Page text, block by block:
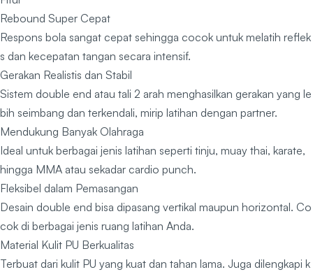
️Rebound Super Cepat
Respons bola sangat cepat sehingga cocok untuk melatih reflek
s dan kecepatan tangan secara intensif.
️Gerakan Realistis dan Stabil
Sistem double end atau tali 2 arah menghasilkan gerakan yang le
bih seimbang dan terkendali, mirip latihan dengan partner.
️Mendukung Banyak Olahraga
Ideal untuk berbagai jenis latihan seperti tinju, muay thai, karate,
hingga MMA atau sekadar cardio punch.
️Fleksibel dalam Pemasangan
Desain double end bisa dipasang vertikal maupun horizontal. Co
cok di berbagai jenis ruang latihan Anda.
️Material Kulit PU Berkualitas
Terbuat dari kulit PU yang kuat dan tahan lama. Juga dilengkapi k